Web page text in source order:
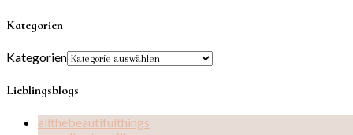
Kategorien
Kategorien
Lieblingsblogs
allthebeautifulthings